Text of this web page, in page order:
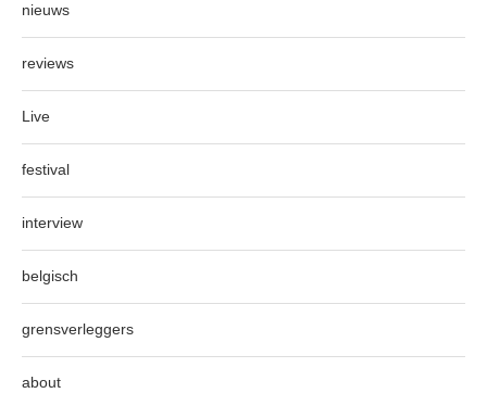
nieuws
reviews
Live
festival
interview
belgisch
grensverleggers
about